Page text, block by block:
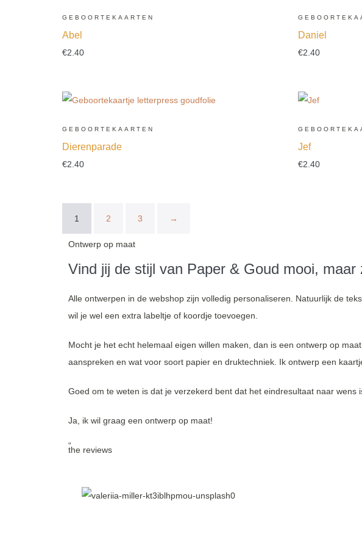
GEBOORTEKAARTEN
Abel
€2.40
Daniel
€2.40
GEBOORTEKAARTEN
Dierenparade
€2.40
Jef
€2.40
1 2 3 →
Ontwerp op maat
Vind jij de stijl van Paper & Goud mooi,
Alle ontwerpen in de webshop zijn volledig personaliseren. Natuurlijk de
wil je wel een extra labeltje of koordje toevoegen.
Mocht je het echt helemaal eigen willen maken, dan is een ontwerp op
aanspreken en wat voor soort papier en druktechniek. Ik ontwerp een
Goed om te weten is dat je verzekerd bent dat het eindresultaat naar
Ja, ik wil graag een ontwerp op maat!
the reviews
“
clients in a week!
Interdum et malesuada fames ac ante ipsum primis in